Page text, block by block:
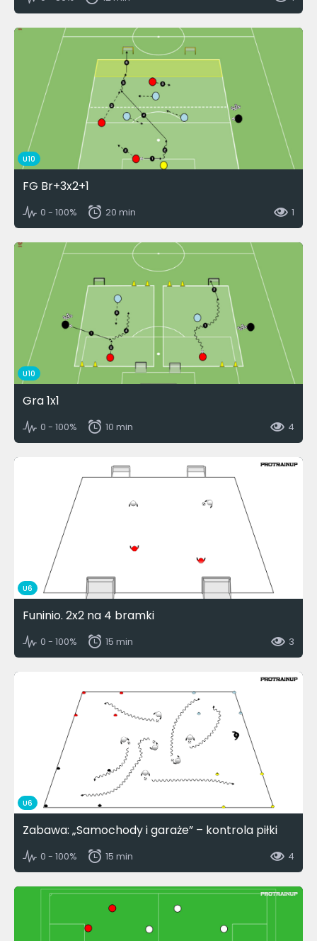
U10
FG Br+3x2+1
0 - 100% 20 min 1
U10
Gra 1x1
0 - 100% 10 min 4
U6
Funinio. 2x2 na 4 bramki
0 - 100% 15 min 3
U6
Zabawa: „Samochody i garaże” – kontrola piłki
0 - 100% 15 min 4